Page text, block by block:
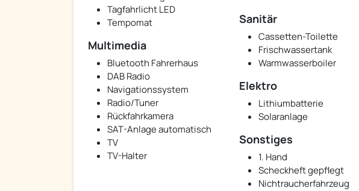
Tagfahrlicht LED
Tempomat
Sanitär
Cassetten-Toilette
Frischwassertank
Warmwasserboiler
Multimedia
Bluetooth Fahrerhaus
DAB Radio
Navigationssystem
Radio/Tuner
Rückfahrkamera
SAT-Anlage automatisch
TV
TV-Halter
Elektro
Lithiumbatterie
Solaranlage
Sonstiges
1. Hand
Scheckheft gepflegt
Nichtraucherfahrzeug